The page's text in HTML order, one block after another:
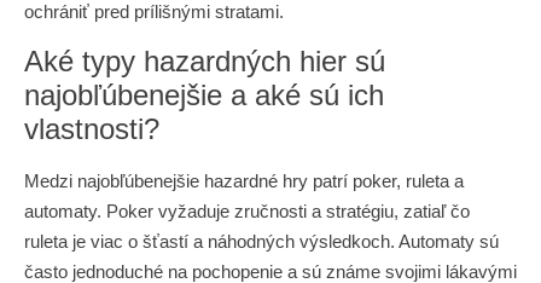
ochrániť pred prílišnými stratami.
Aké typy hazardných hier sú
najobľúbenejšie a aké sú ich
vlastnosti?
Medzi najobľúbenejšie hazardné hry patrí poker, ruleta a
automaty. Poker vyžaduje zručnosti a stratégiu, zatiaľ čo
ruleta je viac o šťastí a náhodných výsledkoch. Automaty sú
často jednoduché na pochopenie a sú známe svojimi lákavými